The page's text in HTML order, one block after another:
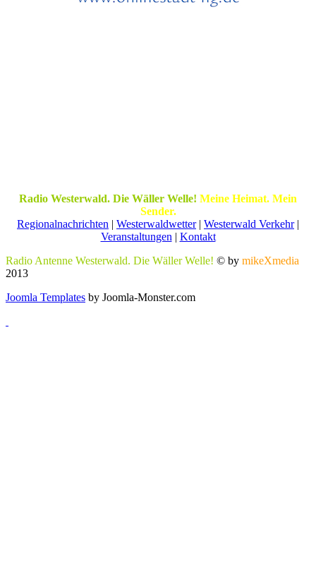
Radio Westerwald. Die Wäller Welle! Meine Heimat. Mein
Sender.
Regionalnachrichten | Westerwaldwetter| Westerwald Verkehr|
Veranstaltungen | Kontakt
Radio Antenne Westerwald. Die Wäller Welle! © by mikeXmedia
2013
Joomla Templates by Joomla-Monster.com